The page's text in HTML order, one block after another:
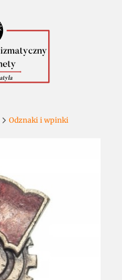
Odznaki i wpinki